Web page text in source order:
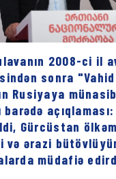
2008-ci il
sonra
Rusiyaya
Gürcüstan
və ərazi
müdafiə